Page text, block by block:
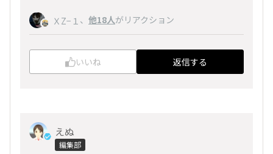
ＸZ−１ 、 他18人がリアクション
いいね 返信する
えぬ
編集部